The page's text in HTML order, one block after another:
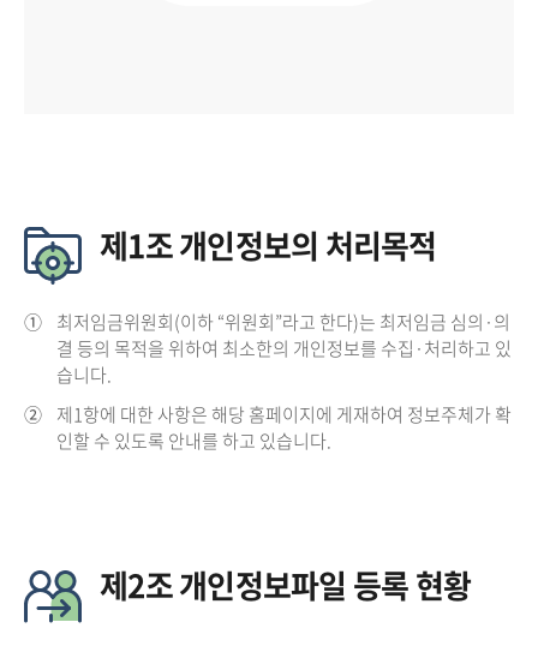
제1조 개인정보의 처리목적
① 최저임금위원회(이하 “위원회”라고 한다)는 최저임금 심의·의
결 등의 목적을 위하여 최소한의 개인정보를 수집·처리하고 있
습니다.
② 제1항에 대한 사항은 해당 홈페이지에 게재하여 정보주체가 확
인할 수 있도록 안내를 하고 있습니다.
제2조 개인정보파일 등록 현황